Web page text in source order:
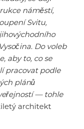
náměstí,
Svitu,
Do voleb
aby to, co se
pracovat podle
plánů
— tohle
architekt